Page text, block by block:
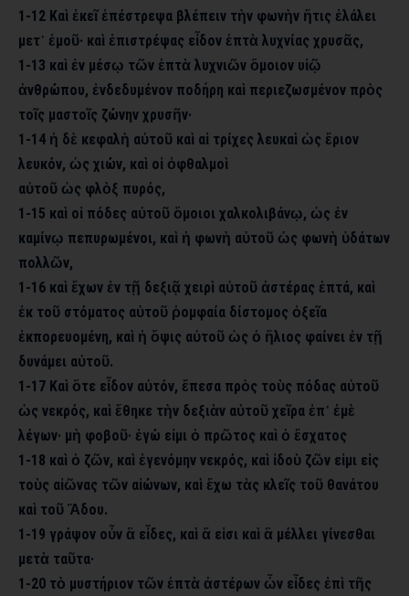
1-12 Καὶ ἐκεῖ ἐπέστρεψα βλέπειν τὴν φωνὴν ἥτις ἐλάλει
μετ᾿ ἐμοῦ· καὶ ἐπιστρέψας εἶδον ἑπτὰ λυχνίας χρυσᾶς,
1-13 καὶ ἐν μέσῳ τῶν ἑπτὰ λυχνιῶν ὅμοιον υἱῷ
ἀνθρώπου, ἐνδεδυμένον ποδήρη καὶ περιεζωσμένον πρὸς
τοῖς μαστοῖς ζώνην χρυσῆν·
1-14 ἡ δὲ κεφαλὴ αὐτοῦ καὶ αἱ τρίχες λευκαὶ ὡς ἔριον
λευκόν, ὡς χιών, καὶ οἱ ὀφθαλμοὶ
αὐτοῦ ὡς φλὸξ πυρός,
1-15 καὶ οἱ πόδες αὐτοῦ ὅμοιοι χαλκολιβάνῳ, ὡς ἐν
καμίνῳ πεπυρωμένοι, καὶ ἡ φωνὴ αὐτοῦ ὡς φωνὴ ὑδάτων
πολλῶν,
1-16 καὶ ἔχων ἐν τῇ δεξιᾷ χειρὶ αὐτοῦ ἀστέρας ἑπτά, καὶ
ἐκ τοῦ στόματος αὐτοῦ ῥομφαία δίστομος ὀξεῖα
ἐκπορευομένη, καὶ ἡ ὄψις αὐτοῦ ὡς ὁ ἥλιος φαίνει ἐν τῇ
δυνάμει αὐτοῦ.
1-17 Καὶ ὅτε εἶδον αὐτόν, ἔπεσα πρὸς τοὺς πόδας αὐτοῦ
ὡς νεκρός, καὶ ἔθηκε τὴν δεξιὰν αὐτοῦ χεῖρα ἐπ᾿ ἐμὲ
λέγων· μὴ φοβοῦ· ἐγώ εἰμι ὁ πρῶτος καὶ ὁ ἔσχατος
1-18 καὶ ὁ ζῶν, καὶ ἐγενόμην νεκρός, καὶ ἰδοὺ ζῶν εἰμι εἰς
τοὺς αἰῶνας τῶν αἰώνων, καὶ ἔχω τὰς κλεῖς τοῦ θανάτου
καὶ τοῦ Ἅδου.
1-19 γράψον οὖν ἃ εἶδες, καὶ ἅ εἱσι καὶ ἃ μέλλει γίνεσθαι
μετὰ ταῦτα·
1-20 τὸ μυστήριον τῶν ἑπτὰ ἀστέρων ὧν εἶδες ἐπὶ τῆς